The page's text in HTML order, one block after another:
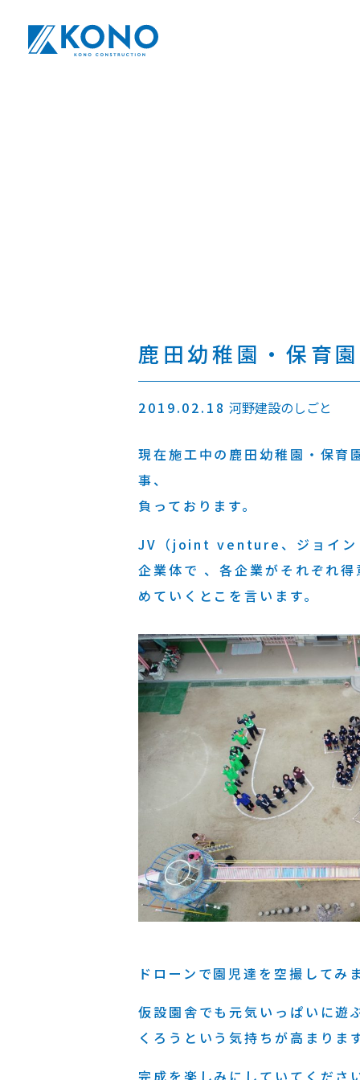
鹿田幼稚園・保育園
2019.02.18 河野建設のしごと
現在施工中の鹿田幼稚園・保育
事、 こちらは㈱
負っております。
JV（joint venture、ジョイン
企業体で 、各企業がそれぞれ
めていくとこを言います。
ドローンで園児達を空撮してみ
仮設園舎でも元気いっぱいに遊
くろうという気持ちが高まりま
完成を楽しみにしていてくださ